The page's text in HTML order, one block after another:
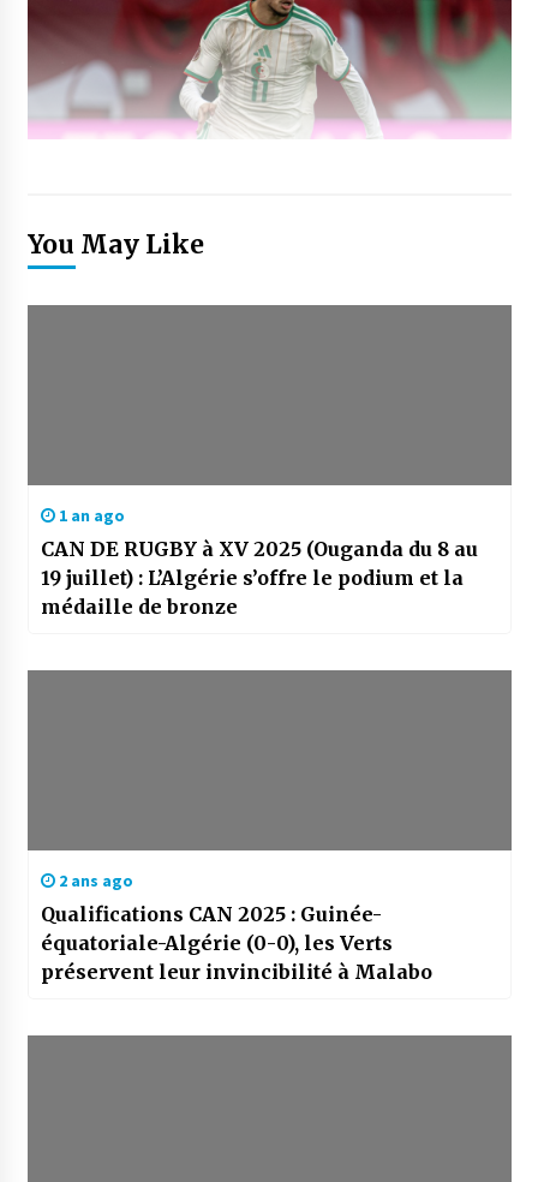
You May Like
1 an ago
CAN DE RUGBY à XV 2025 (Ouganda du 8 au
19 juillet) : L’Algérie s’offre le podium et la
médaille de bronze
2 ans ago
Qualifications CAN 2025 : Guinée-
équatoriale-Algérie (0-0), les Verts
préservent leur invincibilité à Malabo